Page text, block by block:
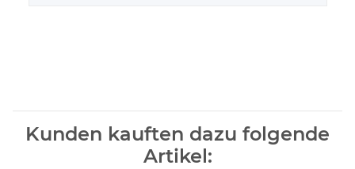
Kunden kauften dazu folgende
Artikel: